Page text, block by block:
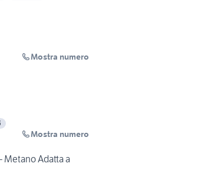
Mostra numero
Mostra numero
Metano Adatta a